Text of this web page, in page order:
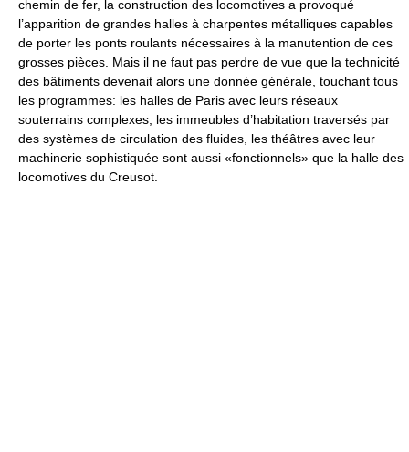
chemin de fer, la construction des locomotives a provoqué
l’apparition de grandes halles à charpentes métalliques capables
de porter les ponts roulants nécessaires à la manutention de ces
grosses pièces. Mais il ne faut pas perdre de vue que la technicité
des bâtiments devenait alors une donnée générale, touchant tous
les programmes: les halles de Paris avec leurs réseaux
souterrains complexes, les immeubles d’habitation traversés par
des systèmes de circulation des fluides, les théâtres avec leur
machinerie sophistiquée sont aussi «fonctionnels» que la halle des
locomotives du Creusot.